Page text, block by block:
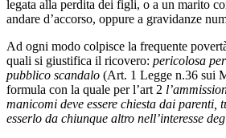
legata alla perdita dei figli, o a un marito
andare d’accorso, oppure a gravidanze
Ad ogni modo colpisce la frequente
quali si giustifica il ricovero: pericolosa
pubblico scandalo (Art. 1 Legge n.36 sui
formula con la quale per l’art 2
manicomi deve essere chiesta dai parenti,
esserlo da chiunque altro nell’interesse